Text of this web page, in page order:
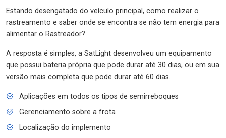
Estando desengatado do veículo principal, como realizar o
rastreamento e saber onde se encontra se não tem energia para
alimentar o Rastreador?
A resposta é simples, a SatLight desenvolveu um equipamento
que possui bateria própria que pode durar até 30 dias, ou em sua
versão mais completa que pode durar até 60 dias.
Aplicações em todos os tipos de semirreboques
Gerenciamento sobre a frota
Localização do implemento